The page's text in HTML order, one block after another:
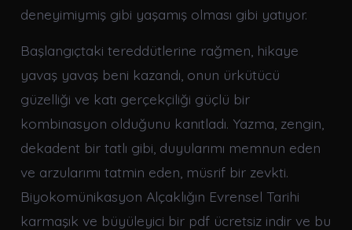
deneyimiymiş gibi yaşamış olması gibi yatıyor.
Başlangıçtaki tereddütlerine rağmen, hikaye
yavaş yavaş beni kazandı, onun ürkütücü
güzelliği ve katı gerçekçiliği güçlü bir
kombinasyon olduğunu kanıtladı. Yazma, zengin,
dekadent bir tatlı gibi, duyularımı memnun eden
ve arzularımı tatmin eden, müsrif bir zevkti.
Biyokomünikasyon Alçaklığın Evrensel Tarihi
karmaşık ve büyüleyici bir pdf ücretsiz indir ve bu